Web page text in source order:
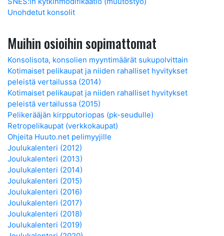
Unohdetut konsolit
Muihin osioihin sopimattomat
Konsolisota, konsolien myyntimäärät sukupolvittain
Kotimaiset pelikaupat ja niiden rahalliset hyvitykset
peleistä vertailussa (2014)
Kotimaiset pelikaupat ja niiden rahalliset hyvitykset
peleistä vertailussa (2015)
Pelikerääjän kirpputoriopas (pk-seudulle)
Retropelikaupat (verkkokaupat)
Ohjeita Huuto.net pelimyyjille
Joulukalenteri (2012)
Joulukalenteri (2013)
Joulukalenteri (2014)
Joulukalenteri (2015)
Joulukalenteri (2016)
Joulukalenteri (2017)
Joulukalenteri (2018)
Joulukalenteri (2019)